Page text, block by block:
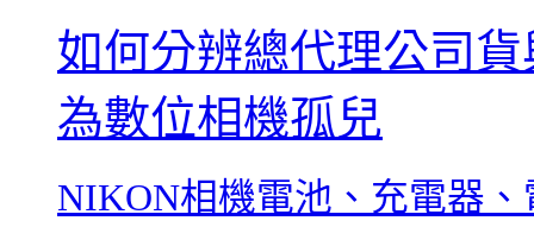
如何分辨總代理公司
為數位相機孤兒
NIKON相機電池、充電器